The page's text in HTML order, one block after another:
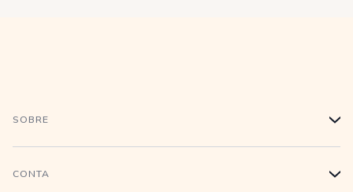
SOBRE +
História
CONTA +